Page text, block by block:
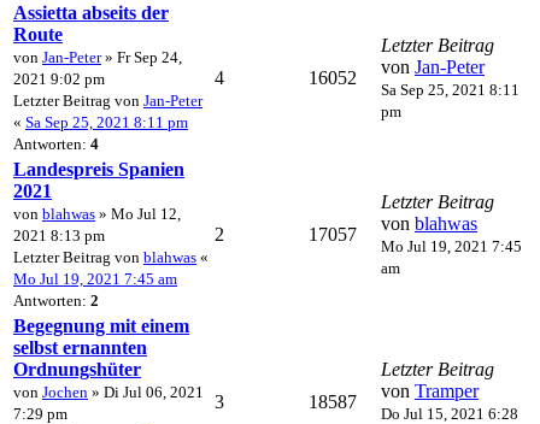
Assietta abseits der
Route
von Jan-Peter» Fr Sep 24,
2021 9:02 pm
Letzter Beitrag von Jan-Peter
« Sa Sep 25, 2021 8:11 pm
Antworten: 4
4 16052
Letzter Beitrag
von Jan-Peter
Sa Sep 25, 2021 8:11
pm
Landespreis Spanien
2021
von blahwas » Mo Jul 12,
2021 8:13 pm
Letzter Beitrag von blahwas «
Mo Jul 19, 2021 7:45 am
Antworten: 2
2 17057
Letzter Beitrag
von blahwas
Mo Jul 19, 2021 7:45
am
Begegnung mit einem
selbst ernannten
Ordnungshüter
von Jochen » Di Jul 06, 2021
7:29 pm
3 18587
Letzter Beitrag
von Tramper
Do Jul 15, 2021 6:28